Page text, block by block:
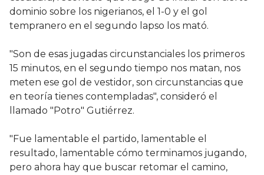
dominio sobre los nigerianos, el 1-0 y el gol
tempranero en el segundo lapso los mató.
"Son de esas jugadas circunstanciales los primeros
15 minutos, en el segundo tiempo nos matan, nos
meten ese gol de vestidor, son circunstancias que
en teoría tienes contempladas", consideró el
llamado "Potro" Gutiérrez.
"Fue lamentable el partido, lamentable el
resultado, lamentable cómo terminamos jugando,
pero ahora hay que buscar retomar el camino,